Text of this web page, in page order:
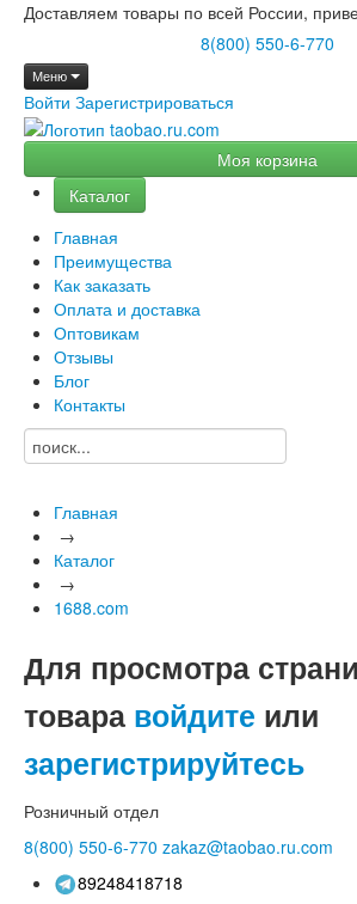
Доставляем товары по всей России,
8(800) 550-6-770
Меню
Войти Зарегистрироваться
Моя корзина
Каталог
Главная
Преимущества
Как заказать
Оплата и доставка
Оптовикам
Отзывы
Блог
Контакты
Главная
→
Каталог
→
1688.com
Для просмотра
товара войдите или
зарегистрируйтесь
Розничный отдел
8(800) 550-6-770 zakaz@taobao.ru.com
89248418718